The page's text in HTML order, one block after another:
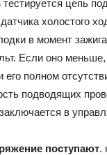
тестируется цепь
холостого
в момент
Если оно
полном
подводящих
в
поступают.